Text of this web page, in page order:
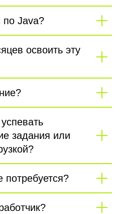
по Java?
освоить эту
задания или
потребуется?